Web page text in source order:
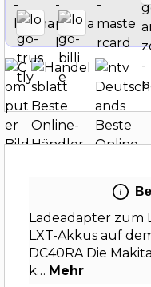
Ladeadapter zum
LXT-Akkus auf
DC40RA Die
k… Mehr